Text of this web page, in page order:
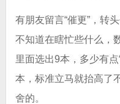
有朋友留言“催更”，转
不知道在瞎忙些什么，
里面选出9本，多少有
本，标准立马就抬高了
舍的。